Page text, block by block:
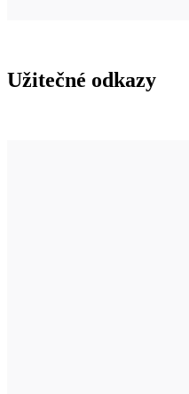
Užitečné odkazy